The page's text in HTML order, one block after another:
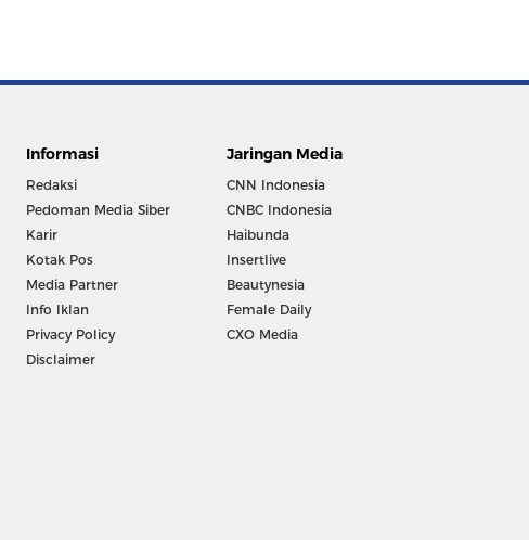
Informasi
Redaksi
Pedoman Media Siber
Karir
Kotak Pos
Media Partner
Info Iklan
Privacy Policy
Disclaimer
Jaringan Media
CNN Indonesia
CNBC Indonesia
Haibunda
Insertlive
Beautynesia
Female Daily
CXO Media